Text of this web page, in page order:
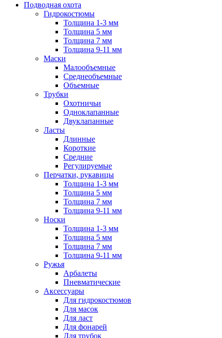
Подводная охота
Гидрокостюмы
Толщина 1-3 мм
Толщина 5 мм
Толщина 7 мм
Толщина 9-11 мм
Маски
Малообъемные
Среднеобъемные
Объемные
Трубки
Охотничьи
Одноклапанные
Двуклапанные
Ласты
Длинные
Короткие
Средние
Регулируемые
Перчатки, рукавицы
Толщина 1-3 мм
Толщина 5 мм
Толщина 7 мм
Толщина 9-11 мм
Носки
Толщина 1-3 мм
Толщина 5 мм
Толщина 7 мм
Толщина 9-11 мм
Ружья
Арбалеты
Пневматические
Аксессуары
Для гидрокостюмов
Для масок
Для ласт
Для фонарей
Для трубок